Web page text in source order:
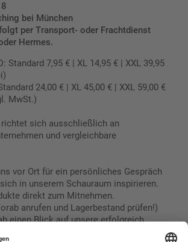
bei München
per Transport- oder Frachtdienst
Hermes.
Standard 7,95 € | XL 14,95 € | XXL 39,95
24,00 € | XL 45,00 € | XXL 59,00 €
MwSt.)
sich ausschließlich an
und vergleichbare
vor Ort für ein persönliches Gespräch
in unserem Schauraum inspirieren.
direkt zum Mitnehmen.
anrufen und Lagerbestand prüfen!)
einen Blick auf unsere erfolgreich